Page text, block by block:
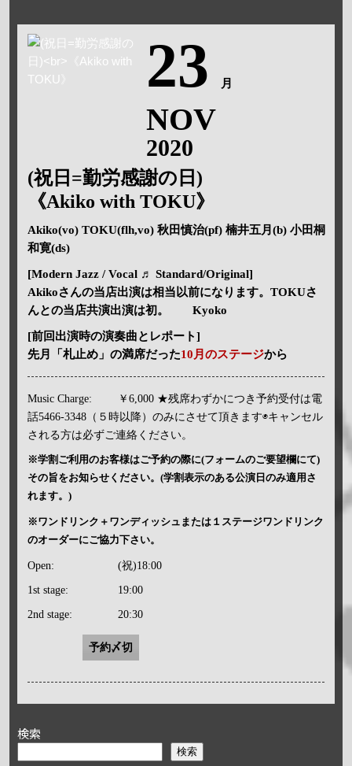
23 月
NOV
2020
(祝日=勤労感謝の日)
《Akiko with TOKU》
Akiko(vo) TOKU(flh,vo) 秋田慎治(pf) 楠井五月(b) 小田桐
和寛(ds)
[Modern Jazz / Vocal ♬ Standard/Original]
Akikoさんの当店出演は相当以前になります。TOKUさ
んとの当店共演出演は初。 Kyoko
[前回出演時の演奏曲とレポート]
先月「札止め」の満席だった10月のステージから
Music Charge:
￥6,000 ★残席わずかにつき予約受付は電
話5466-3348（５時以降）のみにさせて頂きます◉キャンセル
される方は必ずご連絡ください。
※学割ご利用のお客様はご予約の際に(フォームのご要望欄にて)
その旨をお知らせください。(学割表示のある公演日のみ適用さ
れます。)
※ワンドリンク＋ワンディッシュまたは１ステージワンドリンク
のオーダーにご協力下さい。
Open: (祝)18:00
1st stage: 19:00
2nd stage: 20:30
予約〆切
検索
検索